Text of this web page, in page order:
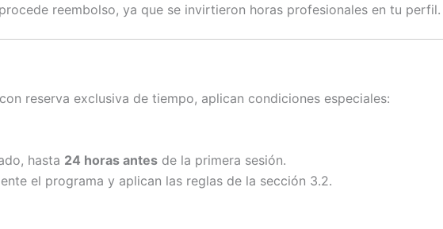
reembolso, ya que se invirtieron horas profesionales en tu perfil.
reserva exclusiva de tiempo, aplican condiciones especiales:
hasta 24 horas antes de la primera sesión.
el programa y aplican las reglas de la sección 3.2.